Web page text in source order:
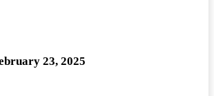
23, 2025